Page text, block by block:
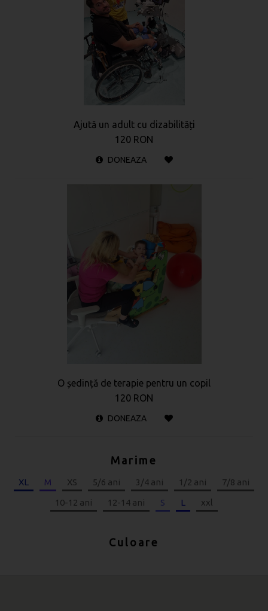
Ajută un adult cu dizabilități
120 RON
DONEAZA
O ședință de terapie pentru un copil
120 RON
DONEAZA
Marime
XL M XS 5/6 ani 3/4 ani 1/2 ani
7/8 ani
10-12 ani
12-14 ani S L xxl
Culoare